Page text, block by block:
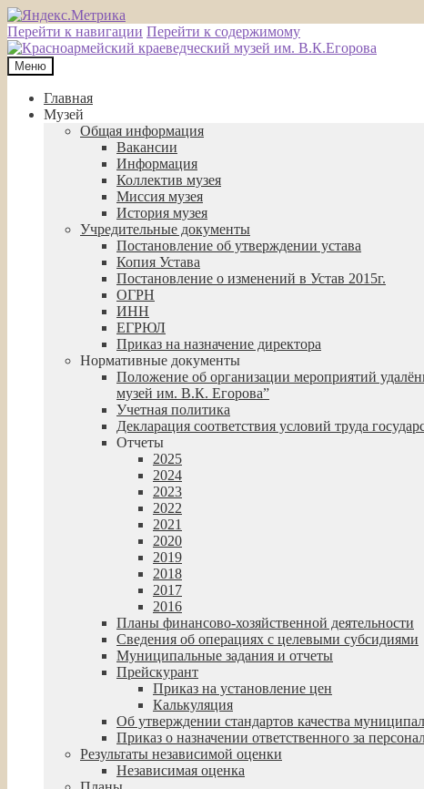
Перейти к навигации Перейти к содержимому
Меню
Главная
Музей
Общая информация
Вакансии
Информация
Коллектив музея
Миссия музея
История музея
Учредительные документы
Постановление об утверждении устава
Копия Устава
Постановление о изменений в Устав 2015г.
ОГРН
ИНН
ЕГРЮЛ
Приказ на назначение директора
Нормативные документы
Положение об организации мероприятий
музей им. В.К. Егорова”
Учетная политика
Декларация соответствия условий труда
Отчеты
2025
2024
2023
2022
2021
2020
2019
2018
2017
2016
Планы финансово-хозяйственной деятельности
Сведения об операциях с целевыми субсидиями
Муниципальные задания и отчеты
Прейскурант
Приказ на установление цен
Калькуляция
Об утверждении стандартов качества
Приказ о назначении ответственного за
Результаты независимой оценки
Независимая оценка